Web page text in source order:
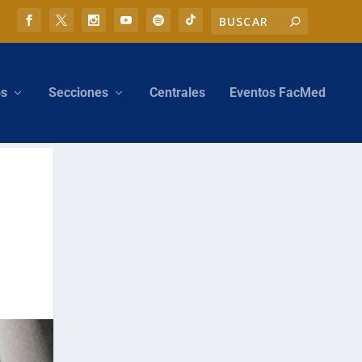
Secciones Centrales Eventos FacMed